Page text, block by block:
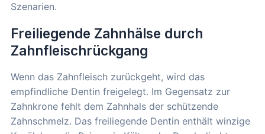
Szenarien.
Freiliegende Zahnhälse durch
Zahnfleischrückgang
Wenn das Zahnfleisch zurückgeht, wird das
empfindliche Dentin freigelegt. Im Gegensatz zur
Zahnkrone fehlt dem Zahnhals der schützende
Zahnschmelz. Das freiliegende Dentin enthält winzige